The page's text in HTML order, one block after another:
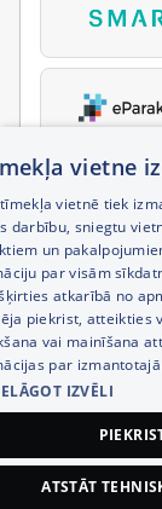
vietne
vietnē tiek
darbību, sniegtu
un
par visām
atkarībā no
piekrist, atteikties
vai mainīšana
par
IZVĒLI
ATSTĀT